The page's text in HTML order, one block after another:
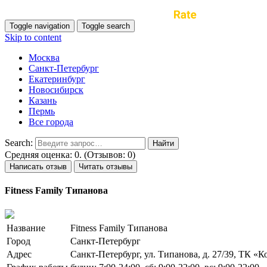
Toggle navigation Toggle search
Skip to content
Москва
Санкт-Петербург
Екатеринбург
Новосибирск
Казань
Пермь
Все города
Search:
Средняя оценка: 0. (Отзывов: 0)
Написать отзыв Читать отзывы
Fitness Family Типанова
Название
Fitness Family Типанова
Город
Санкт-Петербург
Адрес
Санкт-Петербург, ул. Типанова, д. 27/39, ТК